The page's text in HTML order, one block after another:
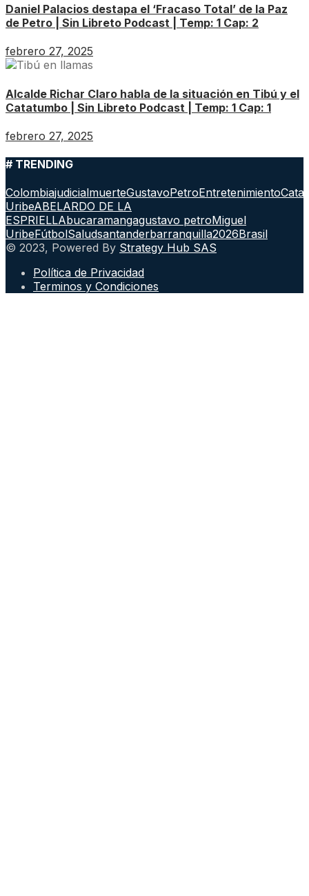
Daniel Palacios destapa el ‘Fracaso Total’ de la Paz
de Petro | Sin Libreto Podcast | Temp: 1 Cap: 2
febrero 27, 2025
Alcalde Richar Claro habla de la situación en Tibú y el
Catatumbo | Sin Libreto Podcast | Temp: 1 Cap: 1
febrero 27, 2025
# TRENDING
ColombiajudicialmuerteGustavoPetroEntretenimiento
UribeABELARDO DE LA
ESPRIELLAbucaramangagustavo petroMiguel
UribeFútbolSaludsantanderbarranquilla2026Brasil
© 2023, Powered By Strategy Hub SAS
Política de Privacidad
Terminos y Condiciones